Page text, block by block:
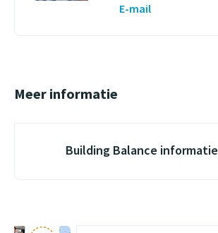
E-mail
Meer informatie
Building Balance informatie